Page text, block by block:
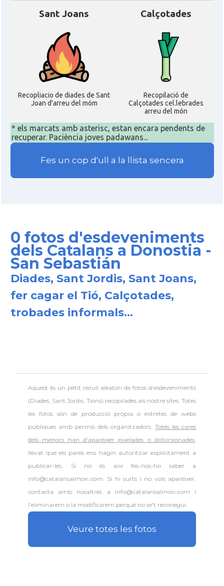
Sant Joans
Recopliacio de diades de Sant
Joan d'arreu del móm
Calçotades
Recopilació de
Calçotades cel.lebrades
arreu del món
* els marcats amb asterisc, estan encara pendents de
recuperar. Paciència joves padawans...
Fes un cop d'ull a la llista sencera
0 fotos d'esdeveniments
dels Catalans a Donostia -
San Sebastián
Diades, Sant Jordis, Sant Joans,
fer cagar el Tió, Calçotades,
trobades informals...
Aquest és un petit recull aleatori defotos d'esdeveniments
(Diades, Sant Jordis, Tions) recopilades als nostre sites. Totes
les fotos són de producció pròpia o extretes de webs
públiques amb permís dels organitzadors.Totes les cares
dels menors han d'aparèixer pixelades o distorsionades,
llevat que els pares ens hagin autoritzar explícitament a
publicar-les. Si no és així fes-nos-ho saber a
info@catalansalmon.com. Si hi surts i no vols aparèixer,
contacta amb nosaltres a info@catalansalmon.com i
l'eliminarem o la modificarem perquè no se't reconegui.
Veure totes les fotos